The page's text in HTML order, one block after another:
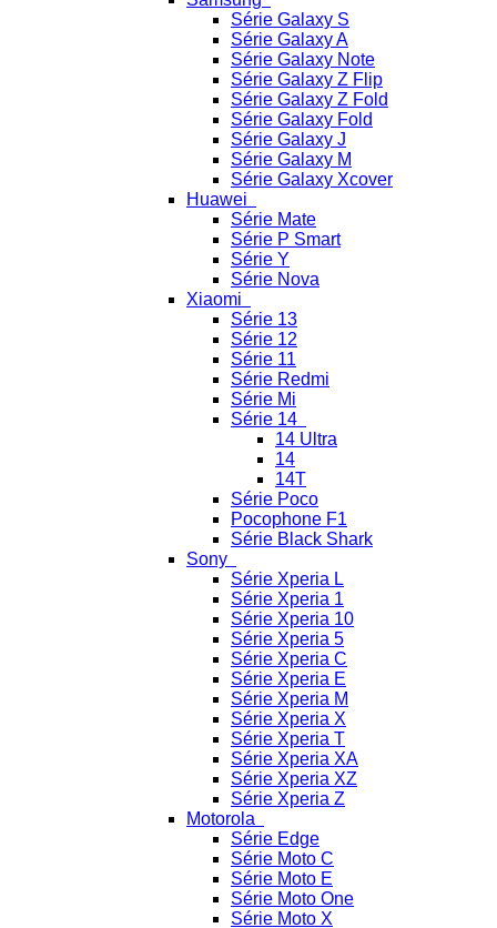
Série Galaxy S
Série Galaxy A
Série Galaxy Note
Série Galaxy Z Flip
Série Galaxy Z Fold
Série Galaxy Fold
Série Galaxy J
Série Galaxy M
Série Galaxy Xcover
Huawei
Série Mate
Série P Smart
Série Y
Série Nova
Xiaomi
Série 13
Série 12
Série 11
Série Redmi
Série Mi
Série 14
14 Ultra
14
14T
Série Poco
Pocophone F1
Série Black Shark
Sony
Série Xperia L
Série Xperia 1
Série Xperia 10
Série Xperia 5
Série Xperia C
Série Xperia E
Série Xperia M
Série Xperia X
Série Xperia T
Série Xperia XA
Série Xperia XZ
Série Xperia Z
Motorola
Série Edge
Série Moto C
Série Moto E
Série Moto One
Série Moto X